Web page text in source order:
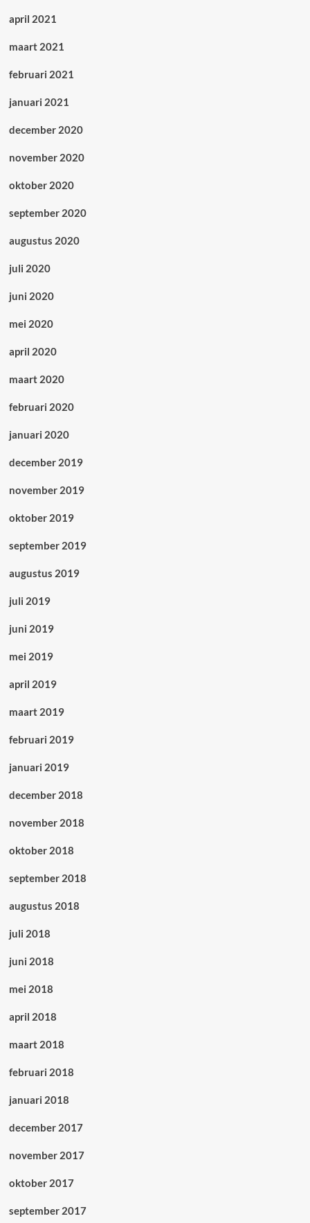
april 2021
maart 2021
februari 2021
januari 2021
december 2020
november 2020
oktober 2020
september 2020
augustus 2020
juli 2020
juni 2020
mei 2020
april 2020
maart 2020
februari 2020
januari 2020
december 2019
november 2019
oktober 2019
september 2019
augustus 2019
juli 2019
juni 2019
mei 2019
april 2019
maart 2019
februari 2019
januari 2019
december 2018
november 2018
oktober 2018
september 2018
augustus 2018
juli 2018
juni 2018
mei 2018
april 2018
maart 2018
februari 2018
januari 2018
december 2017
november 2017
oktober 2017
september 2017